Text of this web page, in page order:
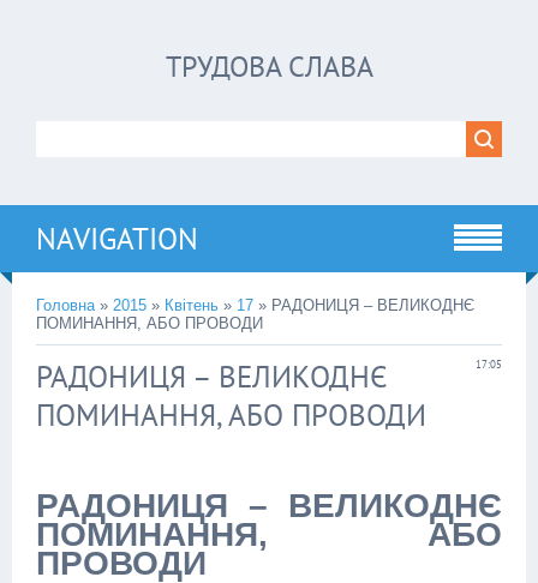
ТРУДОВА СЛАВА
NAVIGATION
Головна» 2015 » Квітень » 17 » РАДОНИЦЯ – ВЕЛИКОДНЄ
ПОМИНАННЯ, АБО ПРОВОДИ
17:05
РАДОНИЦЯ – ВЕЛИКОДНЄ
ПОМИНАННЯ, АБО ПРОВОДИ
РАДОНИЦЯ – ВЕЛИКОДНЄ
ПОМИНАННЯ, АБО
ПРОВОДИ